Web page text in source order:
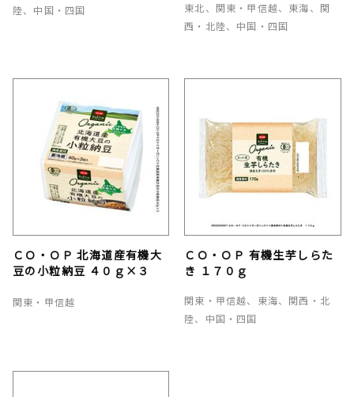
陸、中国・四国
東北、関東・甲信越、東海、関
西・北陸、中国・四国
ＣＯ・ＯＰ 北海道産有機大
豆の小粒納豆 ４０ｇ×３
関東・甲信越
ＣＯ・ＯＰ 有機生芋しらた
き １７０ｇ
関東・甲信越、東海、関西・北
陸、中国・四国